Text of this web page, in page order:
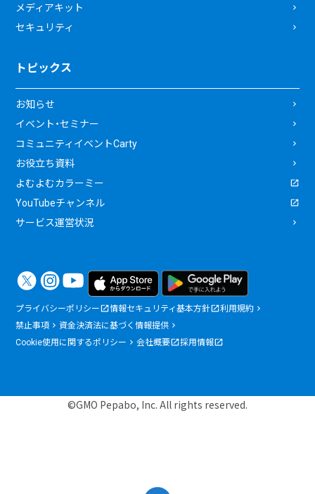
メディアキット
セキュリティ
トピックス
お知らせ
イベント・セミナー
コミュニティイベントCarty
お役立ち資料
よむよむカラーミー
YouTubeチャンネル
サービス運営状況
プライバシーポリシー 情報セキュリティ基本方針
利用規約
禁止事項
資金決済法に基づく情報提供
Cookie使用に関するポリシー
会社概要 採用情報
©GMO Pepabo, Inc. All rights reserved.